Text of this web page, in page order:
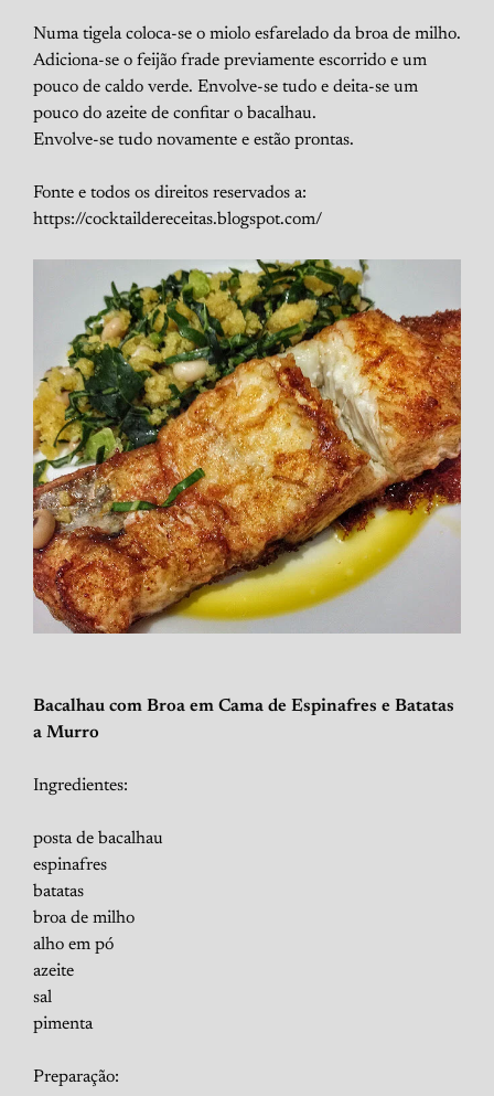
Numa tigela coloca-se o miolo esfarelado da broa de milho.
Adiciona-se o feijão frade previamente escorrido e um
pouco de caldo verde. Envolve-se tudo e deita-se um
pouco do azeite de confitar o bacalhau.
Envolve-se tudo novamente e estão prontas.
Fonte e todos os direitos reservados a:
https://cocktaildereceitas.blogspot.com/
Bacalhau com Broa em Cama de Espinafres e Batatas
a Murro
Ingredientes:
posta de bacalhau
espinafres
batatas
broa de milho
alho em pó
azeite
sal
pimenta
Preparação: